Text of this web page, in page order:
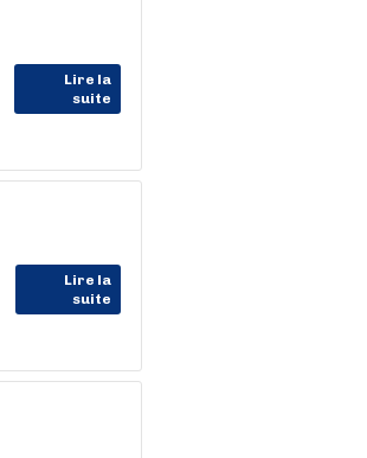
Lire la
suite
Lire la
suite